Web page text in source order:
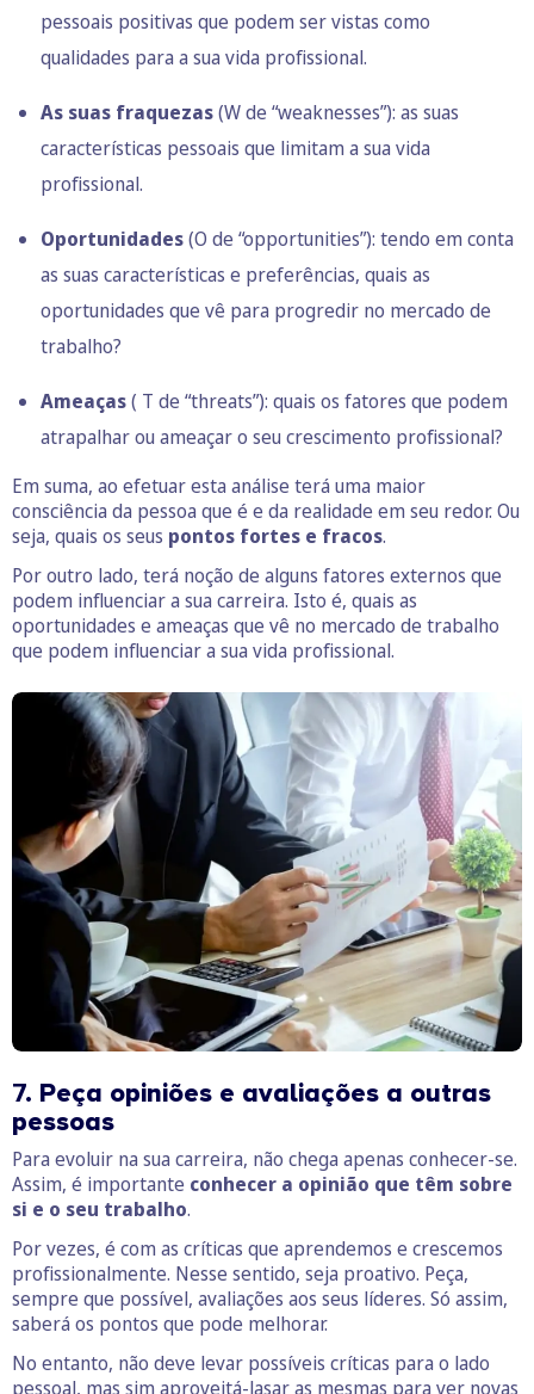
pessoais positivas que podem ser vistas como
qualidades para a sua vida profissional.
As suas fraquezas(W de “weaknesses”): as suas
características pessoais que limitam a sua vida
profissional.
Oportunidades(O de “opportunities”): tendo em conta
as suas características e preferências, quais as
oportunidades que vê para progredir no mercado de
trabalho?
Ameaças( T de “threats”): quais os fatores que podem
atrapalhar ou ameaçar o seu crescimento profissional?
Em suma, ao efetuar esta análise terá uma maior
consciência da pessoa que é e da realidade em seu redor. Ou
seja, quais os seus pontos fortes e fracos.
Por outro lado, terá noção de alguns fatores externos que
podem influenciar a sua carreira. Isto é, quais as
oportunidades e ameaças que vê no mercado de trabalho
que podem influenciar a sua vida profissional.
7. Peça opiniões e avaliações a outras
pessoas
Para evoluir na sua carreira, não chega apenas conhecer-se.
Assim, é importante conhecer a opinião que têm sobre
si e o seu trabalho.
Por vezes, é com as críticas que aprendemos e crescemos
profissionalmente. Nesse sentido, seja proativo. Peça,
sempre que possível, avaliações aos seus líderes. Só assim,
saberá os pontos que pode melhorar.
No entanto, não deve levar possíveis críticas para o lado
pessoal, mas sim aproveitá-lasar as mesmas para ver novas